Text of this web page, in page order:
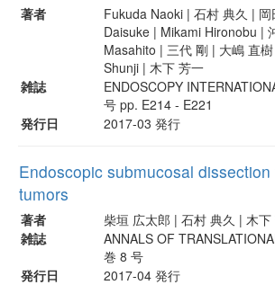
著者
Fukuda Naoki | 石村 典久 |
Daisuke | Mikami Hironobu |
Masahito | 三代 剛 | 大嶋 直
Shunji | 木下 芳一
雑誌
ENDOSCOPY
号 pp. E214 - E221
発行日
2017-03 発行
Endoscopic submucosal
tumors
著者
柴垣 広太郎 | 石村 典久 | 木下
雑誌
ANNALS OF
巻 8 号
発行日
2017-04 発行